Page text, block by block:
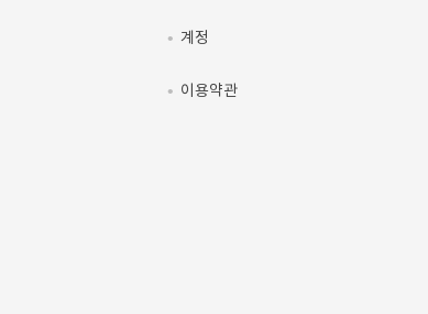
계정
이용약관